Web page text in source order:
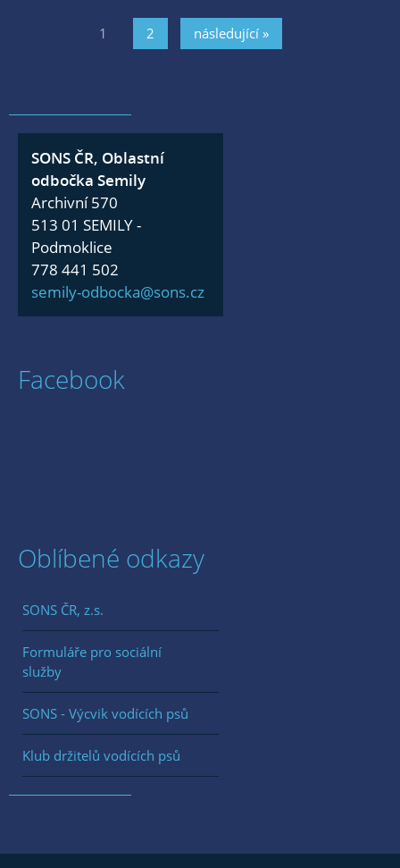
1 2 následující »
SONS ČR, Oblastní
odbočka Semily
Archivní 570
513 01 SEMILY -
Podmoklice
778 441 502
semily-odbocka@sons.cz
Facebook
Oblíbené odkazy
SONS ČR, z.s.
Formuláře pro sociální
služby
SONS - Výcvik vodících psů
Klub držitelů vodících psů